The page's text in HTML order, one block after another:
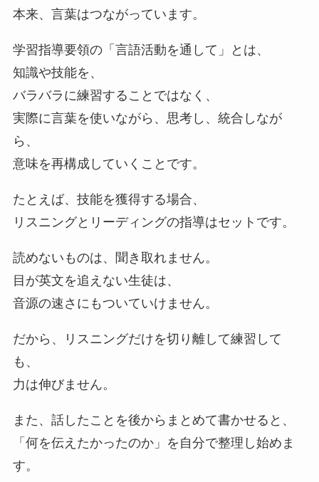
本来、言葉はつながっています。
学習指導要領の「言語活動を通して」とは、
知識や技能を、
バラバラに練習することではなく、
実際に言葉を使いながら、思考し、統合しなが
ら、
意味を再構成していくことです。
たとえば、技能を獲得する場合、
リスニングとリーディングの指導はセットです。
読めないものは、聞き取れません。
目が英文を追えない生徒は、
音源の速さにもついていけません。
だから、リスニングだけを切り離して練習して
も、
力は伸びません。
また、話したことを後からまとめて書かせると、
「何を伝えたかったのか」を自分で整理し始めま
す。